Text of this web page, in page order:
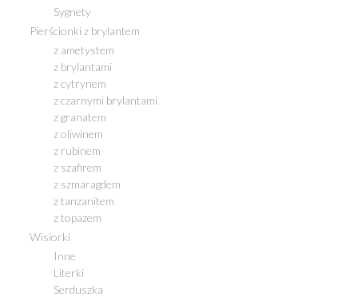
Sygnety
Pierścionki z brylantem
z ametystem
z brylantami
z cytrynem
z czarnymi brylantami
z granatem
z oliwinem
z rubinem
z szafirem
z szmaragdem
z tanzanitem
z topazem
Wisiorki
Inne
Literki
Serduszka